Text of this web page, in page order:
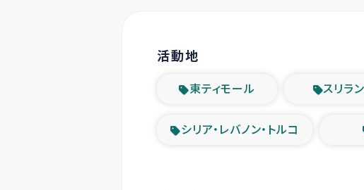
活動地
東ティモール スリラ
シリア・レバノン・トルコ